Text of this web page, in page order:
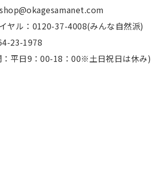
ヤル：0120-37-4008(みんな自然派)
23-1978
平日9：00-18：00※土日祝日は休み)